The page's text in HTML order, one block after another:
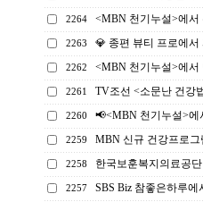
2264 <MBN 천기누설>에서
2263 💎 종편 뷰티 프로에서
2262 <MBN 천기누설>에서
2261 TV조선 <소문난 건강
2260 📢<MBN 천기누설>에
2259 MBN 신규 건강프로그
2258 한국보훈복지의료공
2257 SBS Biz 참좋은하루에